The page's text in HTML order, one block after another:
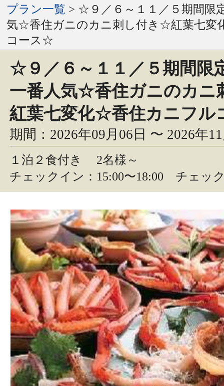
プラン一覧 > ☆９／６～１１／５期間限
気☆香住ガニのカニ刺し付き☆紅葉七変
コース☆
☆９／６～１１／５期間限
一番人気☆香住ガニのカ
紅葉七変化☆香住カニフ
期間：2026年09月06日 〜 2026年
１泊２食付き
2名様～
チェックイン：15:00〜18:00 チェッ